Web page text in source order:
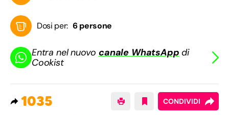
Dosi per: 6 persone
Entra nel nuovocanale WhatsApp di
Cookist
1035 CONDIVIDI